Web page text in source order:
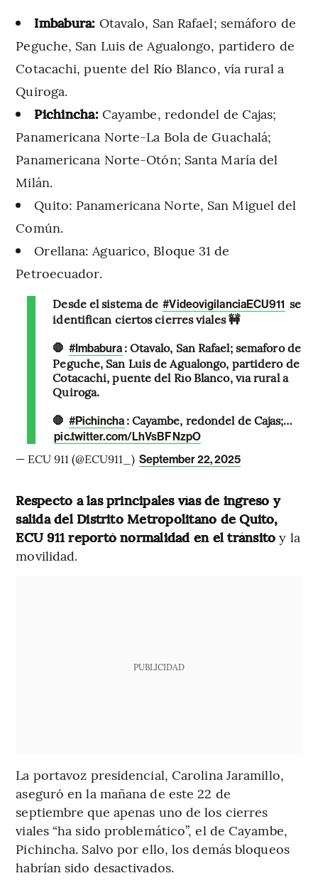
Imbabura: Otavalo, San Rafael; semáforo de
Peguche, San Luis de Agualongo, partidero de
Cotacachi, puente del Río Blanco, vía rural a
Quiroga.
Pichincha: Cayambe, redondel de Cajas;
Panamericana Norte-La Bola de Guachalá;
Panamericana Norte-Otón; Santa María del
Milán.
Quito: Panamericana Norte, San Miguel del
Común.
Orellana: Aguarico, Bloque 31 de
Petroecuador.
Desde el sistema de #VideovigilanciaECU911 se
identifican ciertos cierres viales 🚧
🛑 #Imbabura : Otavalo, San Rafael; semáforo de
Peguche, San Luis de Agualongo, partidero de
Cotacachi, puente del Río Blanco, vía rural a
Quiroga.
🛑 #Pichincha : Cayambe, redondel de Cajas;…
pic.twitter.com/LhVsBFNzpO
— ECU 911 (@ECU911_) September 22, 2025
Respecto a las principales vías de ingreso y
salida del Distrito Metropolitano de Quito,
ECU 911 reportó normalidad en el tránsito y la
movilidad.
PUBLICIDAD
La portavoz presidencial, Carolina Jaramillo,
aseguró en la mañana de este 22 de
septiembre que apenas uno de los cierres
viales “ha sido problemático”, el de Cayambe,
Pichincha. Salvo por ello, los demás bloqueos
habrían sido desactivados.